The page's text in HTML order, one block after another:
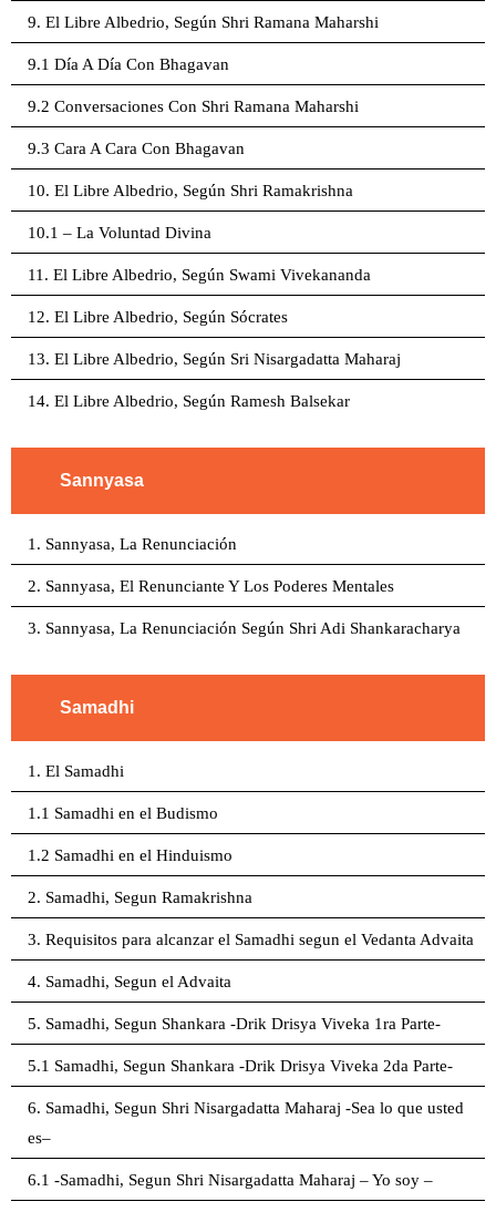
9. El Libre Albedrio, Según Shri Ramana Maharshi
9.1 Día A Día Con Bhagavan
9.2 Conversaciones Con Shri Ramana Maharshi
9.3 Cara A Cara Con Bhagavan
10. El Libre Albedrio, Según Shri Ramakrishna
10.1 – La Voluntad Divina
11. El Libre Albedrio, Según Swami Vivekananda
12. El Libre Albedrio, Según Sócrates
13. El Libre Albedrio, Según Sri Nisargadatta Maharaj
14. El Libre Albedrio, Según Ramesh Balsekar
Sannyasa
1. Sannyasa, La Renunciación
2. Sannyasa, El Renunciante Y Los Poderes Mentales
3. Sannyasa, La Renunciación Según Shri Adi Shankaracharya
Samadhi
1. El Samadhi
1.1 Samadhi en el Budismo
1.2 Samadhi en el Hinduismo
2. Samadhi, Segun Ramakrishna
3. Requisitos para alcanzar el Samadhi segun el Vedanta Advaita
4. Samadhi, Segun el Advaita
5. Samadhi, Segun Shankara -Drik Drisya Viveka 1ra Parte-
5.1 Samadhi, Segun Shankara -Drik Drisya Viveka 2da Parte-
6. Samadhi, Segun Shri Nisargadatta Maharaj -Sea lo que usted
es–
6.1 -Samadhi, Segun Shri Nisargadatta Maharaj – Yo soy –